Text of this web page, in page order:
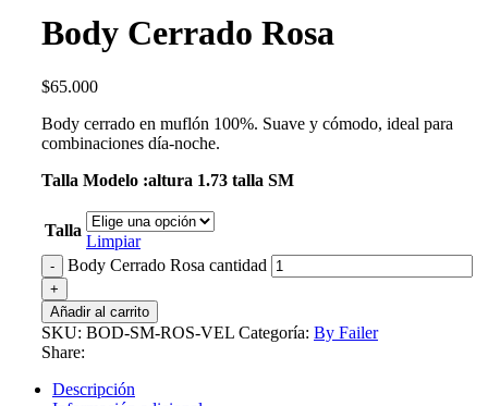
Body Cerrado Rosa
$65.000
Body cerrado en muflón 100%. Suave y cómodo, ideal para
combinaciones día-noche.
Talla Modelo :altura 1.73 talla SM
Talla
Limpiar
Body Cerrado Rosa cantidad
Añadir al carrito
SKU: BOD-SM-ROS-VEL Categoría: By Failer
Share:
Descripción